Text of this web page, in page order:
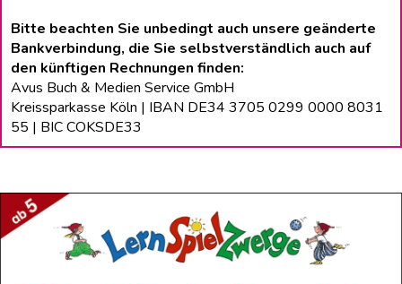
Bitte beachten Sie unbedingt auch unsere geänderte
Bankverbindung, die Sie selbstverständlich auch auf
den künftigen Rechnungen finden:
Avus Buch & Medien Service GmbH
Kreissparkasse Köln | IBAN DE34 3705 0299 0000 8031
55 | BIC COKSDE33